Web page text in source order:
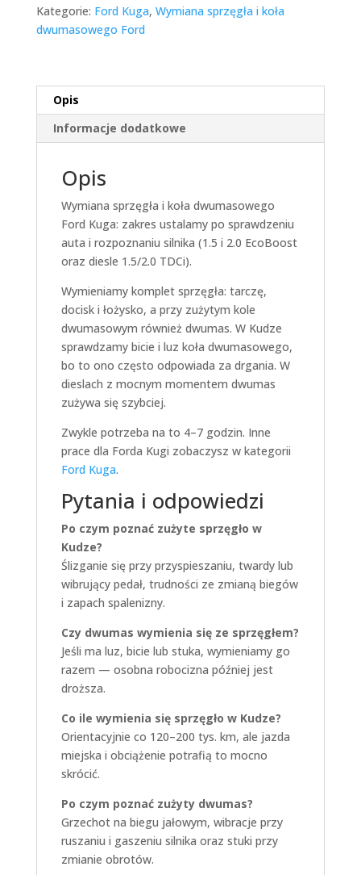
Kategorie: Ford Kuga, Wymiana sprzęgła i koła
dwumasowego Ford
Opis
Informacje dodatkowe
Opis
Wymiana sprzęgła i koła dwumasowego
Ford Kuga: zakres ustalamy po sprawdzeniu
auta i rozpoznaniu silnika (1.5 i 2.0 EcoBoost
oraz diesle 1.5/2.0 TDCi).
Wymieniamy komplet sprzęgła: tarczę,
docisk i łożysko, a przy zużytym kole
dwumasowym również dwumas. W Kudze
sprawdzamy bicie i luz koła dwumasowego,
bo to ono często odpowiada za drgania. W
dieslach z mocnym momentem dwumas
zużywa się szybciej.
Zwykle potrzeba na to 4–7 godzin. Inne
prace dla Forda Kugi zobaczysz w kategorii
Ford Kuga.
Pytania i odpowiedzi
Po czym poznać zużyte sprzęgło w
Kudze?
Ślizganie się przy przyspieszaniu, twardy lub
wibrujący pedał, trudności ze zmianą biegów
i zapach spalenizny.
Czy dwumas wymienia się ze sprzęgłem?
Jeśli ma luz, bicie lub stuka, wymieniamy go
razem — osobna robocizna później jest
droższa.
Co ile wymienia się sprzęgło w Kudze?
Orientacyjnie co 120–200 tys. km, ale jazda
miejska i obciążenie potrafią to mocno
skrócić.
Po czym poznać zużyty dwumas?
Grzechot na biegu jałowym, wibracje przy
ruszaniu i gaszeniu silnika oraz stuki przy
zmianie obrotów.